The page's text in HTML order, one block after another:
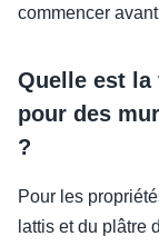
commencer
Quelle est la
pour des
?
Pour les
lattis et du plâtre